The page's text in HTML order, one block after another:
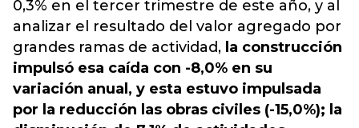
0,3% en el tercer trimestre de este año, y al
analizar el resultado del valor agregado por
grandes ramas de actividad, la construcción
impulsó esa caída con -8,0% en su
variación anual, y esta estuvo impulsada
por la reducción las obras civiles (-15,0%); la